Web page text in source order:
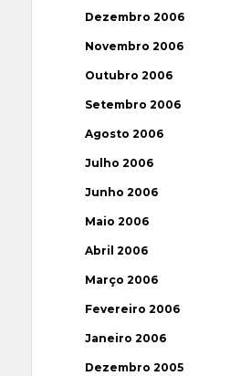
Dezembro 2006
Novembro 2006
Outubro 2006
Setembro 2006
Agosto 2006
Julho 2006
Junho 2006
Maio 2006
Abril 2006
Março 2006
Fevereiro 2006
Janeiro 2006
Dezembro 2005